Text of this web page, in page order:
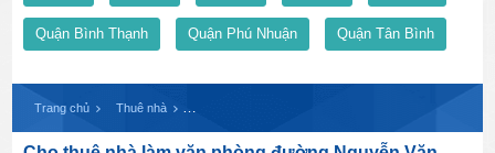
Quận Bình Thạnh Quận Phú Nhuận Quận Tân Bình
Trang chủ Thuê nhà